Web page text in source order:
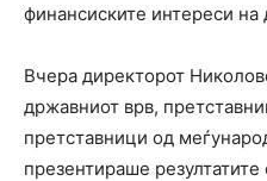
финансиските интереси на
Вчера директорот
државниот врв,
претставници од
презентираше